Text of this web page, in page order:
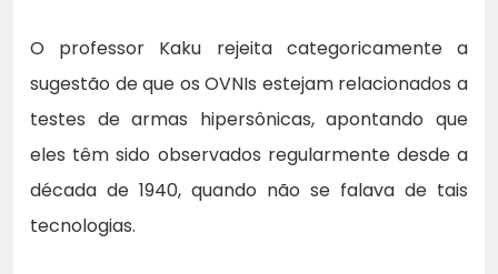
O professor Kaku rejeita categoricamente a
sugestão de que os OVNIs estejam relacionados a
testes de armas hipersônicas, apontando que
eles têm sido observados regularmente desde a
década de 1940, quando não se falava de tais
tecnologias.